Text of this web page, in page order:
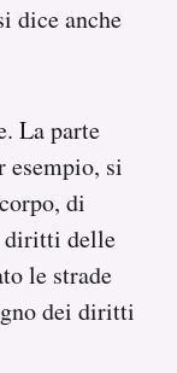
dice anche
La parte
si
di
diritti delle
le strade
dei diritti